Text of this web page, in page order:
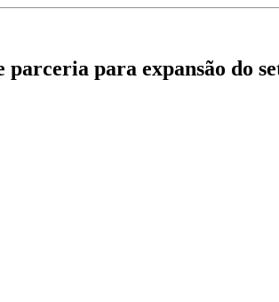
parceria para expansão do